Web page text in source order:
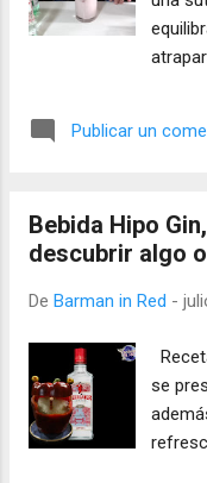
Publicar un
Bebida Hipo
descubrir algo
De Barman in Red -
se